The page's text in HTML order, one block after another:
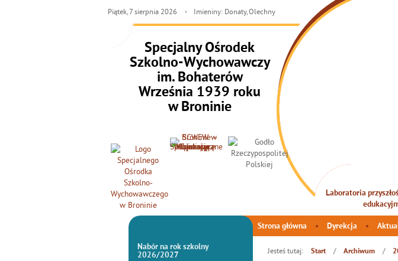
Specjalny Ośrodek
Szkolno-Wychowawczy
im. Bohaterów
Września 1939 roku
w Broninie
Piątek, 7 sierpnia 2026 Imieniny: Donaty, Olechny
LaboratoriaINTEGRACJA
Strona główna Dyrekcja
Nabór na rok szkolny
2026/2027
Jesteś tutaj: Start / Archiwum /